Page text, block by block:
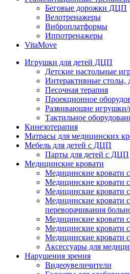
Беговые дорожки ДЦП
Велотренажеры
Виброплатформы
Иппотренажеры
VitaMove
Игрушки для детей ДЦП
Детские настольные
Интерактивные столы,
Песочная терапия
Проекционное
Развивающие
Тактильное
Кинезотерапия
Матрасы для медицинских
Мебель для детей с ДЦП
Парты для детей с ДЦП
Медицинские кровати
Медицинские кровати
Медицинские кровати
Медицинские кровати
Медицинские кровати
переворачивания
Медицинские кровати
Медицинские кровати
Медицинские кровати
Аксессуары для
Нарушения зрения
Видеоувеличители